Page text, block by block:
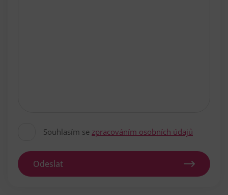
Souhlasím se zpracováním osobních údajů
Odeslat